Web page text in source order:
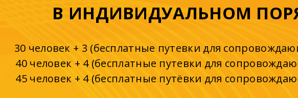
В ИНДИВИДУАЛЬНОМ
30 человек + 3 (бесплатные путевки для
40 человек + 4 (бесплатные путевки для
45 человек + 4 (бесплатные путёвки для